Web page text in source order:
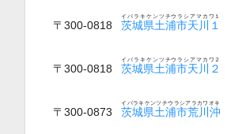
〒300-0818 茨城県土浦市天川１
イバラキケンツチウラシアマカワ１
〒300-0818 茨城県土浦市天川２
イバラキケンツチウラシアマカワ２
〒300-0873 茨城県土浦市荒川沖
イバラキケンツチウラシアラカワオキ